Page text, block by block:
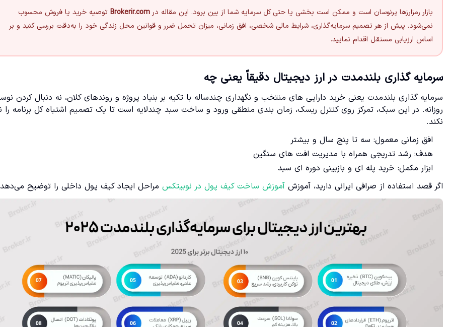
بازار رمزارزها پرنوسان است و ممکن است بخشی یا حتی کل سرمایه شما از بین برود. این مقاله در Brokerir.com توصیه خرید یا فروش محسوب
نمی‌شود. پیش از هر تصمیم سرمایه‌گذاری، شرایط مالی شخصی، افق زمانی، میزان تحمل ضرر و قوانین محل زندگی خود را به‌دقت بررسی کنید و بر
اساس ارزیابی مستقل اقدام نمایید.
سرمایه گذاری بلندمدت در ارز دیجیتال دقیقاً یعنی چه
سرمایه گذاری بلندمدت یعنی خرید دارایی های منتخب و نگهداری چندساله با تکیه بر بنیاد پروژه و روندهای کلان، نه دنبال کردن
روزانه. در این سبک، تمرکز روی کنترل ریسک، زمان بندی منطقی ورود و ساخت سبد چندلایه است تا یک تصمیم اشتباه کل برنامه را
نکند.
افق زمانی معمول: سه تا پنج سال و بیشتر
هدف: رشد تدریجی همراه با مدیریت افت های سنگین
ابزار مکمل: خرید پله ای و بازبینی دوره ای سبد
اگر قصد استفاده از صرافی ایرانی دارید، آموزش آموزش ساخت کیف پول در نوبیتکس مراحل ایجاد کیف پول داخلی را توضیح